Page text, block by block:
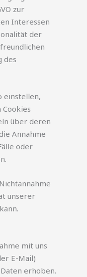
zur
Interessen
der
des
einstellen,
Cookies
über deren
Annahme
oder
unserer
mit uns
E-Mail)
erhoben.